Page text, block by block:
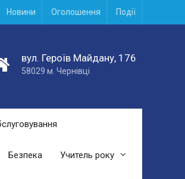
Новини Оголошення Події
вул. Героїв Майдану, 176
58029 м. Чернівці
Безпека Учитель року